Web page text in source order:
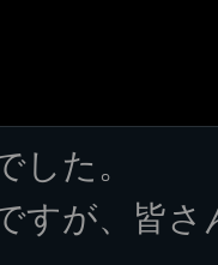
した。
すが、皆